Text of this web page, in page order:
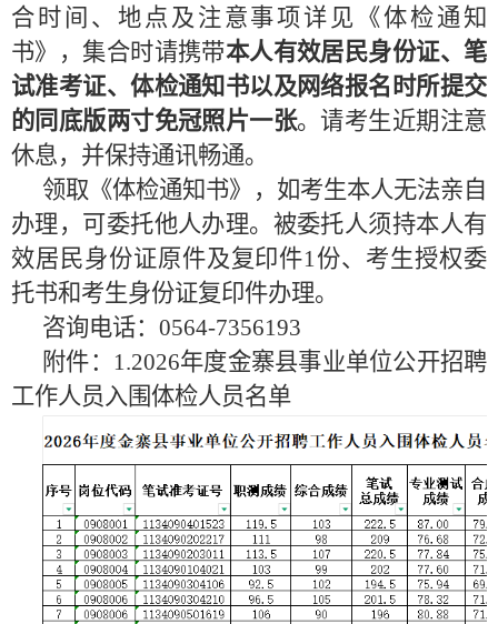
合时间、地点及注意事项详见《体检通知
书》，集合时请携带本人有效居民身份证、笔
试准考证、体检通知书以及网络报名时所提交
的同底版两寸免冠照片一张。请考生近期注意
休息，并保持通讯畅通。
领取《体检通知书》，如考生本人无法亲自
办理，可委托他人办理。被委托人须持本人有
效居民身份证原件及复印件1 份、考生授权委
托书和考生身份证复印件办理。
咨询电话： 0564-7356193
附件： 1.2026年度金寨县事业单位公开招聘
工作人员入围体检人员名单